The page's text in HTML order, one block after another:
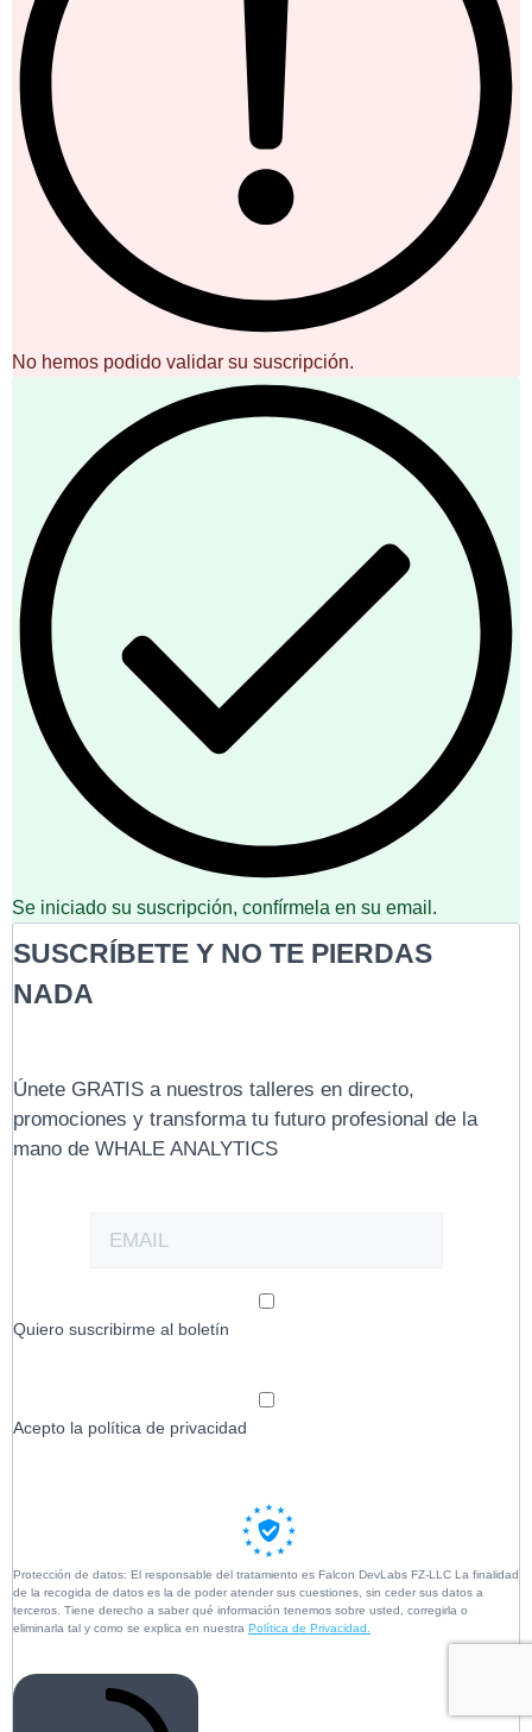
No hemos podido validar su suscripción.
Se iniciado su suscripción, confírmela en su email.
SUSCRÍBETE Y NO TE PIERDAS
NADA
Únete GRATIS a nuestros talleres en directo,
promociones y transforma tu futuro profesional de la
mano de WHALE ANALYTICS
Quiero suscribirme al boletín
Acepto la política de privacidad
Protección de datos: El responsable del tratamiento es Falcon DevLabs FZ-LLC La finalidad
de la recogida de datos es la de poder atender sus cuestiones, sin ceder sus datos a
terceros. Tiene derecho a saber qué información tenemos sobre usted, corregirla o
eliminarla tal y como se explica en nuestra Política de Privacidad.